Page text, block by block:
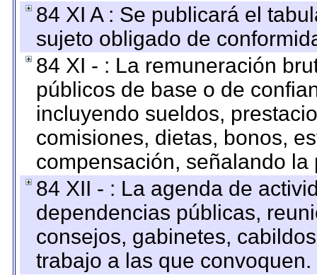
84 XI A : Se publicará el
sujeto obligado de
84 XI - : La remuneración
públicos de base o de
incluyendo sueldos,
comisiones, dietas, bonos,
compensación, señalando
84 XII - : La agenda de
dependencias públicas,
consejos, gabinetes,
trabajo a las que convoquen.